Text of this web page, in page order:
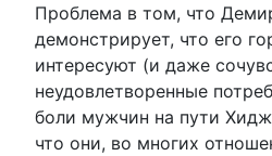
Проблема в том, что
демонстрирует, что его
интересуют (и даже
неудовлетворенные
боли мужчин на пути
что они, во многих